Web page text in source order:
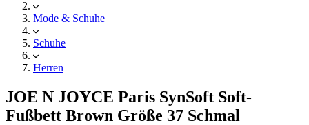
Mode & Schuhe
Schuhe
Herren
JOE N JOYCE Paris SynSoft Soft-
Fußbett Brown Größe 37 Schmal